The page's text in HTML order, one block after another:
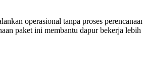
operasional tanpa proses
paket ini membantu dapur bekerja